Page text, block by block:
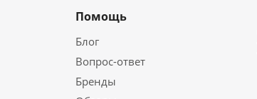
Помощь
Блог
Вопрос-ответ
Бренды